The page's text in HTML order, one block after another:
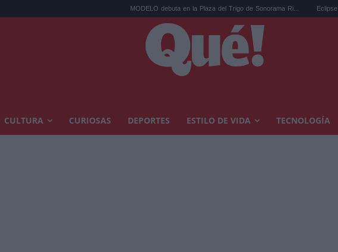
MODELO debuta en la Plaza del Trigo de Sonorama Ri... Eclipse solar en
CULTURA CURIOSAS DEPORTES ESTILO DE VIDA TECNOLOGÍA